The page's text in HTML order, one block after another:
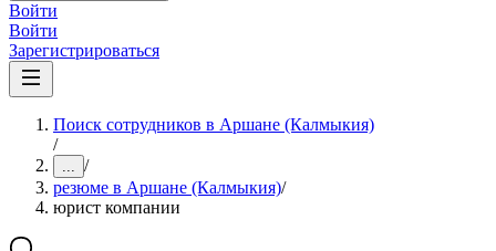
Войти
Войти
Зарегистрироваться
Поиск сотрудников в Аршане (Калмыкия)
/
... /
резюме в Аршане (Калмыкия)/
юрист компании